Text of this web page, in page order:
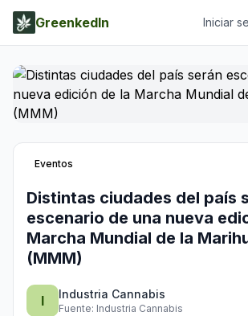
GreenkedIn Iniciar
Eventos
Distintas ciudades del país
escenario de una nueva
Marcha Mundial de la
(MMM)
I Industria Cannabis
Fuente: Industria Cannabis